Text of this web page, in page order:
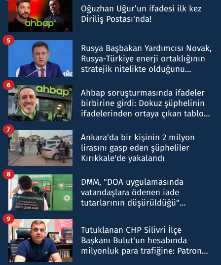
Oğuzhan Uğur’un ifadesi ilk kez
Diriliş Postası'nda!
Rusya Başbakan Yardımcısı Novak,
Rusya-Türkiye enerji ortaklığının
stratejik nitelikte olduğunu
5
Ahbap soruşturmasında ifadeler
birbirine girdi: Dokuz şüphelinin
ifadelerinden ortaya çıkan tablo
6
Ankara'da bir kişinin 2 milyon
lirasını gasp eden şüpheliler
Kırıkkale'de yakalandı
7
DMM, "DOA uygulamasında
vatandaşlara ödenen iade
tutarlarının düşürüldüğü"
8
Tutuklanan CHP Silivri İlçe
Başkanı Bulut'un hesabında
milyonluk para trafiğine: Patron
9